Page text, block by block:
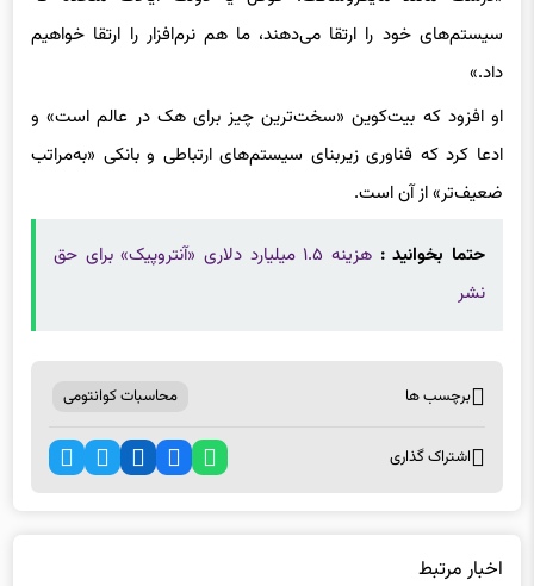
سیستم‌های خود را ارتقا می‌دهند، ما هم نرم‌افزار را ارتقا خواهیم
داد.»
او افزود که بیت‌کوین «سخت‌ترین چیز برای هک در عالم است» و
ادعا کرد که فناوری زیربنای سیستم‌های ارتباطی و بانکی «به‌مراتب
ضعیف‌تر» از آن است.
حتما بخوانید :
هزینه ۱.۵ میلیارد دلاری «آنتروپیک» برای حق
نشر
برچسب ها محاسبات کوانتومی
اشتراک گذاری
اخبار مرتبط